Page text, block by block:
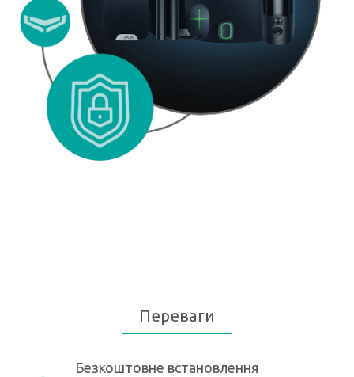
Переваги
Безкоштовне встановлення